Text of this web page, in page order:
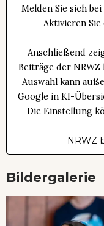
Melden Sie sich
Aktivieren Sie
Anschließend
Beiträge der NRWZ
Auswahl kann
Google in KI-
Die Einstellung
NRWZ
Bildergalerie